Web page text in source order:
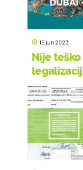
15 jun 2023
Nije